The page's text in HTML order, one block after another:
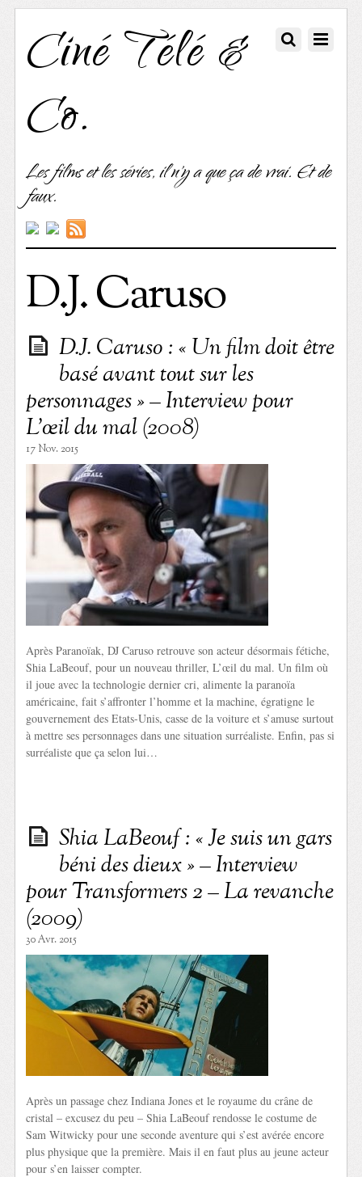
Ciné Télé &
Co.
Les films et les séries, il n'y a que ça de vrai. Et de
faux.
D.J. Caruso
D.J. Caruso : « Un film doit être
basé avant tout sur les
personnages » – Interview pour
L’œil du mal (2008)
17 Nov. 2015
Après Paranoïak, DJ Caruso retrouve son acteur désormais fétiche,
Shia LaBeouf, pour un nouveau thriller, L’œil du mal. Un film où
il joue avec la technologie dernier cri, alimente la paranoïa
américaine, fait s’affronter l’homme et la machine, égratigne le
gouvernement des Etats-Unis, casse de la voiture et s’amuse surtout
à mettre ses personnages dans une situation surréaliste. Enfin, pas si
surréaliste que ça selon lui…
Shia LaBeouf : « Je suis un gars
béni des dieux » – Interview
pour Transformers 2 – La revanche
(2009)
30 Avr. 2015
Après un passage chez Indiana Jones et le royaume du crâne de
cristal – excusez du peu – Shia LaBeouf rendosse le costume de
Sam Witwicky pour une seconde aventure qui s’est avérée encore
plus physique que la première. Mais il en faut plus au jeune acteur
pour s’en laisser compter.